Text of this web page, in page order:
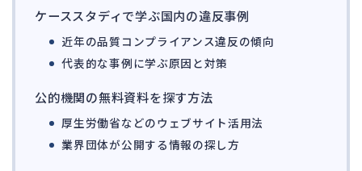
ケーススタディで学ぶ国内の違反事例
近年の品質コンプライアンス違反の傾向
代表的な事例に学ぶ原因と対策
公的機関の無料資料を探す方法
厚生労働省などのウェブサイト活用法
業界団体が公開する情報の探し方